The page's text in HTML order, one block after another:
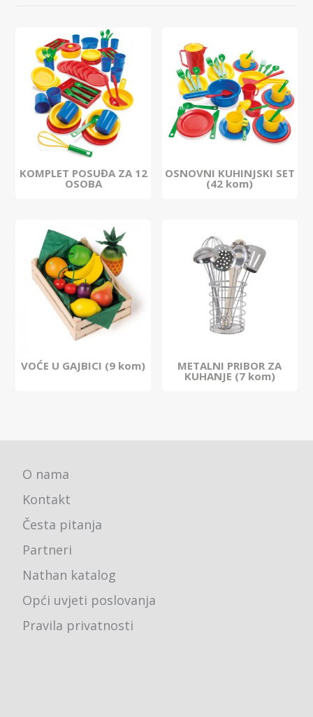
KOMPLET POSUĐA ZA 12
OSOBA
OSNOVNI KUHINJSKI SET
(42 kom)
VOĆE U GAJBICI (9 kom) METALNI PRIBOR ZA
KUHANJE (7 kom)
O nama
Kontakt
Česta pitanja
Partneri
Nathan katalog
Opći uvjeti poslovanja
Pravila privatnosti